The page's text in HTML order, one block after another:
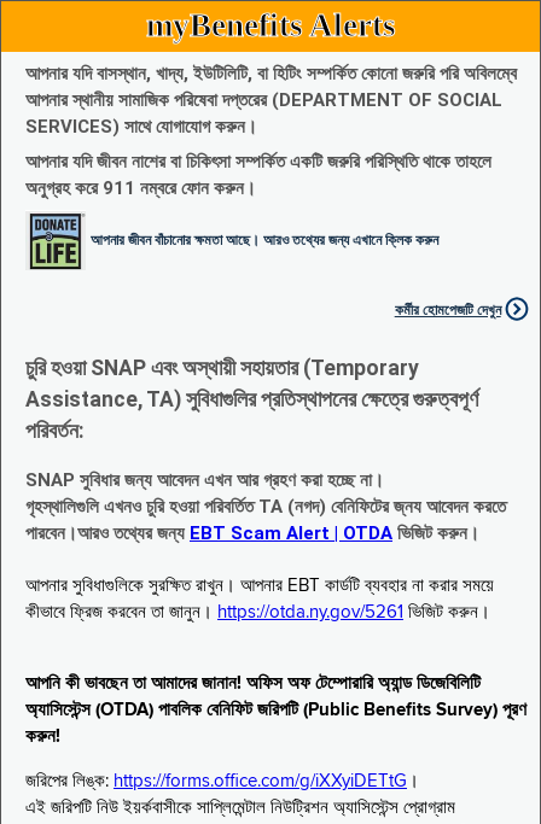
myBenefits Alerts
আপনার যদি বাসস্থান, খাদ্য, ইউটিলিটি, বা হিটিং সম্পর্কিত কোনো জরুরি পরি অবিলম্বে
আপনার স্থানীয় সামাজিক পরিষেবা দপ্তরের (DEPARTMENT OF SOCIAL
SERVICES) সাথে যোগাযোগ করুন।
আপনার যদি জীবন নাশের বা চিকিৎসা সম্পর্কিত একটি জরুরি পরিস্থিতি থাকে তাহলে
অনুগ্রহ করে 911 নম্বরে ফোন করুন।
আপনার জীবন বাঁচানোর ক্ষমতা আছে। আরও তথ্যের জন্য এখানে ক্লিক করুন
কর্মীর হোমপেজটি দেখুন
চুরি হওয়া SNAP এবং অস্থায়ী সহায়তার (Temporary
Assistance, TA) সুবিধাগুলির প্রতিস্থাপনের ক্ষেত্রে গুরুত্বপূর্ণ
পরিবর্তন:
SNAP সুবিধার জন্য আবেদন এখন আর গ্রহণ করা হচ্ছে না।
গৃহস্থালিগুলি এখনও চুরি হওয়া পরিবর্তিত TA (নগদ) বেনিফিটের জ্নয আবেদন করতে
পারবেন।আরও তথ্যের জন্য EBT Scam Alert | OTDA ভিজিট করুন।
আপনার সুবিধাগুলিকে সুরক্ষিত রাখুন। আপনার EBT কার্ডটি ব্যবহার না করার সময়ে
কীভাবে ফ্রিজ করবেন তা জানুন। https://otda.ny.gov/5261 ভিজিট করুন।
আপনি কী ভাবছেন তা আমাদের জানান! অফিস অফ টেম্পোরারি অ্যান্ড ডিজেবিলিটি
অ্যাসিস্টেন্স (OTDA) পাবলিক বেনিফিট জরিপটি (Public Benefits Survey) পূরণ
করুন!
জরিপের লিঙ্ক: https://forms.office.com/g/iXXyiDETtG ।
এই জরিপটি নিউ ইয়র্কবাসীকে সাপ্লিমেন্টাল নিউট্রিশন অ্যাসিস্টেন্স প্রোগ্রাম